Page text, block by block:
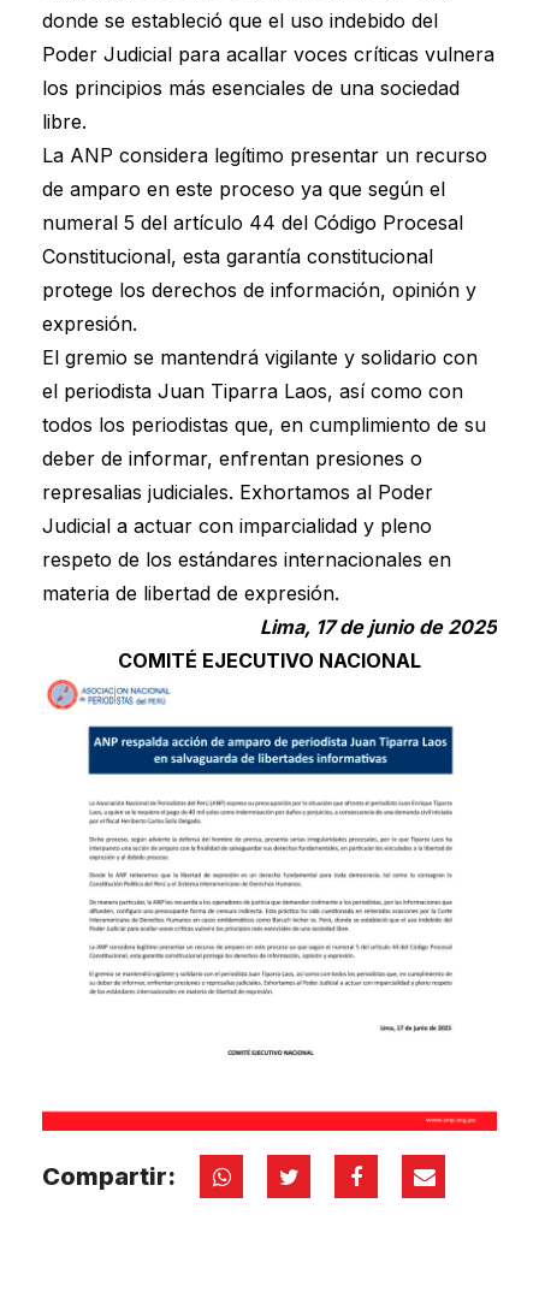
donde se estableció que el uso indebido del
Poder Judicial para acallar voces críticas vulnera
los principios más esenciales de una sociedad
libre.
La ANP considera legítimo presentar un recurso
de amparo en este proceso ya que según el
numeral 5 del artículo 44 del Código Procesal
Constitucional, esta garantía constitucional
protege los derechos de información, opinión y
expresión.
El gremio se mantendrá vigilante y solidario con
el periodista Juan Tiparra Laos, así como con
todos los periodistas que, en cumplimiento de su
deber de informar, enfrentan presiones o
represalias judiciales. Exhortamos al Poder
Judicial a actuar con imparcialidad y pleno
respeto de los estándares internacionales en
materia de libertad de expresión.
Lima, 17 de junio de 2025
COMITÉ EJECUTIVO NACIONAL
Compartir: